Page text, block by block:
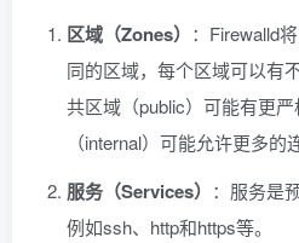
区域（Zones） ：Firewalld
同的区域，每个区域可以有
共区域（public）可能有更
（internal）可能允许更多的
服务（Services） ：服务是
例如ssh、http和https等。